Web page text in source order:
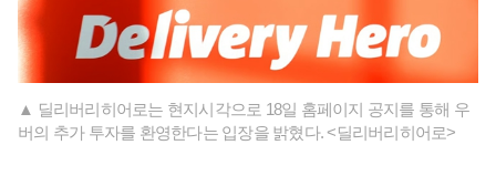
▲ 딜리버리히어로는 현지시각으로 18일 홈페이지 공지를 통해 우
버의 추가 투자를 환영한다는 입장을 밝혔다. <딜리버리히어로>